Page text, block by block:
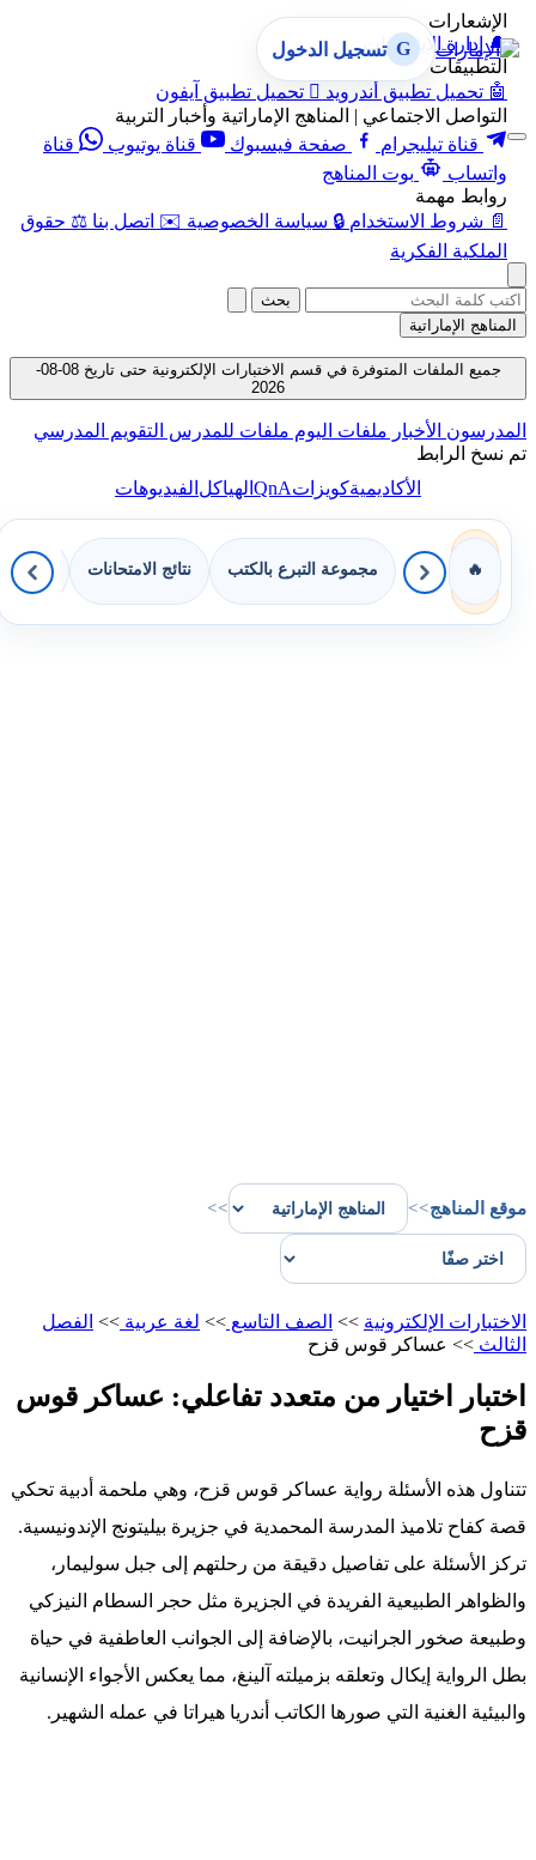
الإشعارات
🔔 إدارة الإشعارات
التطبيقات
🤖 تحميل تطبيق أندرويد  تحميل تطبيق آيفون
التواصل الاجتماعي | المناهج الإماراتية وأخبار التربية
قناة تيليجرام
صفحة فيسبوك قناة يوتيوب
قناة
واتساب
بوت المناهج
روابط مهمة
📄 شروط الاستخدام 🔒 سياسة الخصوصية ✉️ اتصل بنا ⚖️ حقوق
الملكية الفكرية
G تسجيل الدخول
بحث
المناهج الإماراتية
جميع الملفات المتوفرة في قسم الاختبارات الإلكترونية حتى تاريخ 08-08-
2026
المدرسون الأخبار ملفات اليوم ملفات للمدرس التقويم المدرسي
تم نسخ الرابط
الأكاديميةكويزاتQnAالهياكل الفيديوهات
🔥 مجموعة التبرع بالكتب نتائج الامتحانات
موقع المناهج>>
>>
الاختبارات الإلكترونية >> الصف التاسع >> لغة عربية >> الفصل
الثالث >> عساكر قوس قزح
اختبار اختيار من متعدد تفاعلي: عساكر قوس
قزح
تتناول هذه الأسئلة رواية عساكر قوس قزح، وهي ملحمة أدبية تحكي
قصة كفاح تلاميذ المدرسة المحمدية في جزيرة بيليتونج الإندونيسية.
تركز الأسئلة على تفاصيل دقيقة من رحلتهم إلى جبل سوليمار،
والظواهر الطبيعية الفريدة في الجزيرة مثل حجر السطام النيزكي
وطبيعة صخور الجرانيت، بالإضافة إلى الجوانب العاطفية في حياة
بطل الرواية إيكال وتعلقه بزميلته آلينغ، مما يعكس الأجواء الإنسانية
والبيئية الغنية التي صورها الكاتب أندريا هيراتا في عمله الشهير.